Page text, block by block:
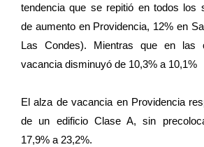
tendencia que se repitió en todos los
de aumento en Providencia, 12% en
Las Condes). Mientras que en las
vacancia disminuyó de 10,3% a 10,1%
El alza de vacancia en Providencia
de un edificio Clase A, sin
17,9% a 23,2%.